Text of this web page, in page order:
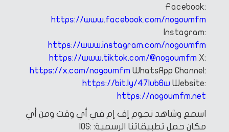
Facebook:
https://www.facebook.com/nogoumfm
Instagram:
https://www.instagram.com/nogoumfm
https://www.tiktok.com/@nogoumfm X:
https://x.com/nogoumfm WhatsApp Channel:
https://bit.ly/47Iub6w Website:
https://nogoumfm.net
اسمع وشاهد نجوم إف إم في أي وقت ومن أي
مكان حمل تطبيقاتنا الرسمية: